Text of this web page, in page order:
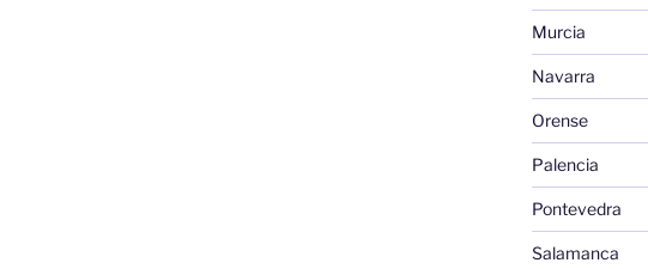
Murcia
Navarra
Orense
Palencia
Pontevedra
Salamanca